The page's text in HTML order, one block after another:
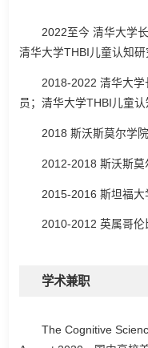
2022至今 清华大学
清华大学THBI儿童认知
2018-2022 清华大
员；清华大学THBI儿童
2018 斯沃斯莫尔学
2012-2018 斯沃斯莫
2015-2016 斯坦福大
2010-2012 英属哥伦
学术兼职
The Cognitive